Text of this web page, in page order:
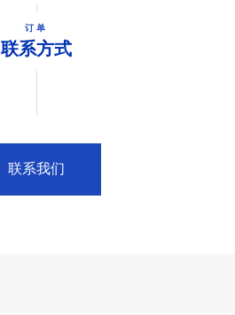
订单
联系方式
联系我们